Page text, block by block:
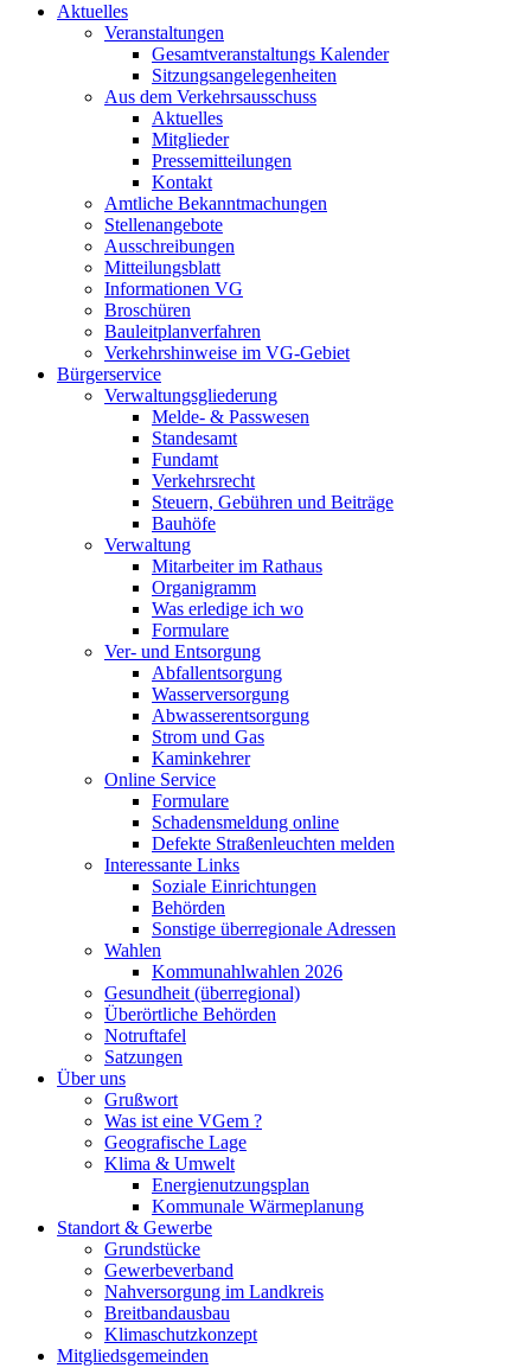
Aktuelles
Veranstaltungen
Gesamtveranstaltungs Kalender
Sitzungsangelegenheiten
Aus dem Verkehrsausschuss
Aktuelles
Mitglieder
Pressemitteilungen
Kontakt
Amtliche Bekanntmachungen
Stellenangebote
Ausschreibungen
Mitteilungsblatt
Informationen VG
Broschüren
Bauleitplanverfahren
Verkehrshinweise im VG-Gebiet
Bürgerservice
Verwaltungsgliederung
Melde- & Passwesen
Standesamt
Fundamt
Verkehrsrecht
Steuern, Gebühren und Beiträge
Bauhöfe
Verwaltung
Mitarbeiter im Rathaus
Organigramm
Was erledige ich wo
Formulare
Ver- und Entsorgung
Abfallentsorgung
Wasserversorgung
Abwasserentsorgung
Strom und Gas
Kaminkehrer
Online Service
Formulare
Schadensmeldung online
Defekte Straßenleuchten melden
Interessante Links
Soziale Einrichtungen
Behörden
Sonstige überregionale Adressen
Wahlen
Kommunahlwahlen 2026
Gesundheit (überregional)
Überörtliche Behörden
Notruftafel
Satzungen
Über uns
Grußwort
Was ist eine VGem ?
Geografische Lage
Klima & Umwelt
Energienutzungsplan
Kommunale Wärmeplanung
Standort & Gewerbe
Grundstücke
Gewerbeverband
Nahversorgung im Landkreis
Breitbandausbau
Klimaschutzkonzept
Mitgliedsgemeinden